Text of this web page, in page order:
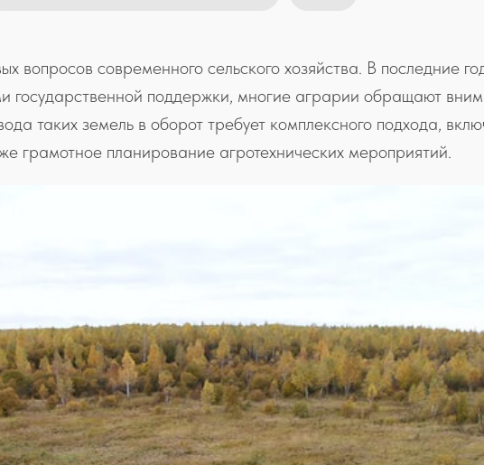
современного сельского хозяйства. В последние
государственной поддержки, многие аграрии обращают
таких земель в оборот требует комплексного подхода,
грамотное планирование агротехнических мероприятий.